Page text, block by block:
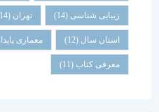
زیبایی شناسی (14) تهران
استان سال(12) معماری پایدار (12)
معرفی کتاب(11)